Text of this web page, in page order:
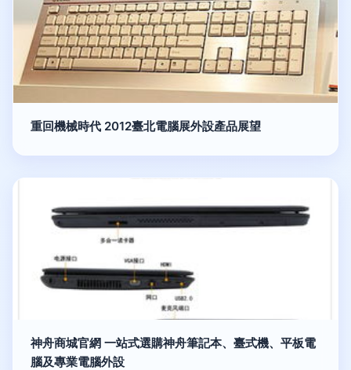
重回機械時代 2012臺北電腦展外設產品展望
神舟商城官網 一站式選購神舟筆記本、臺式機、平板電
腦及專業電腦外設